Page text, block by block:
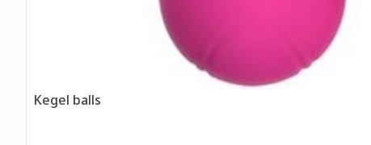
Kegel balls